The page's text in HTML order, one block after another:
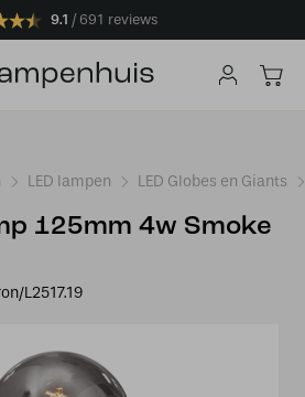
9.1 691 reviews
LED lampen LED Globes en Giants
125mm 4w Smoke
L2517.19